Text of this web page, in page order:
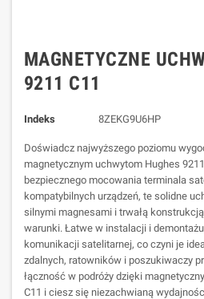
MAGNETYCZNE
9211 C11
Indeks 8ZEKG9U6HP
Doświadcz najwyższego poziomu
magnetycznym uchwytom Hughes
bezpiecznego mocowania terminala
kompatybilnych urządzeń, te solidne
silnymi magnesami i trwałą
warunki. Łatwe w instalacji i
komunikacji satelitarnej, co czyni je
zdalnych, ratowników i poszukiwaczy
łączność w podróży dzięki
C11 i ciesz się niezachwianą